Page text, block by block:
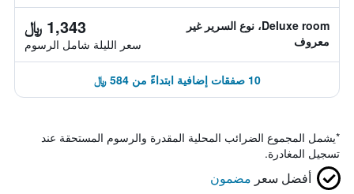
Deluxe room، نوع السرير غير
معروف
1,343 ﷼
سعر الليلة شامل الرسوم
10 صفقات إضافية ابتداءً من 584 ﷼
*يشمل المجموع الضرائب المحلية المقدرة والرسوم المستحقة عند
تسجيل المغادرة.
أفضل سعر مضمون